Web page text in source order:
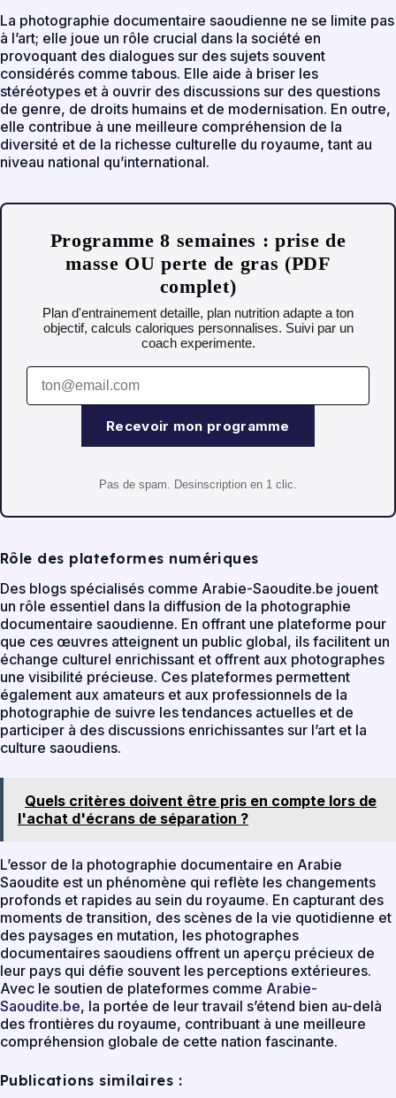
La photographie documentaire saoudienne ne se limite pas
à l’art; elle joue un rôle crucial dans la société en
provoquant des dialogues sur des sujets souvent
considérés comme tabous. Elle aide à briser les
stéréotypes et à ouvrir des discussions sur des questions
de genre, de droits humains et de modernisation. En outre,
elle contribue à une meilleure compréhension de la
diversité et de la richesse culturelle du royaume, tant au
niveau national qu’international.
Programme 8 semaines : prise de
masse OU perte de gras (PDF
complet)
Plan d'entrainement detaille, plan nutrition adapte a ton
objectif, calculs caloriques personnalises. Suivi par un
coach experimente.
Recevoir mon programme
Pas de spam. Desinscription en 1 clic.
Rôle des plateformes numériques
Des blogs spécialisés comme Arabie-Saoudite.be jouent
un rôle essentiel dans la diffusion de la photographie
documentaire saoudienne. En offrant une plateforme pour
que ces œuvres atteignent un public global, ils facilitent un
échange culturel enrichissant et offrent aux photographes
une visibilité précieuse. Ces plateformes permettent
également aux amateurs et aux professionnels de la
photographie de suivre les tendances actuelles et de
participer à des discussions enrichissantes sur l’art et la
culture saoudiens.
Quels critères doivent être pris en compte lors de
l'achat d'écrans de séparation ?
L’essor de la photographie documentaire en Arabie
Saoudite est un phénomène qui reflète les changements
profonds et rapides au sein du royaume. En capturant des
moments de transition, des scènes de la vie quotidienne et
des paysages en mutation, les photographes
documentaires saoudiens offrent un aperçu précieux de
leur pays qui défie souvent les perceptions extérieures.
Avec le soutien de plateformes comme Arabie-
Saoudite.be, la portée de leur travail s’étend bien au-delà
des frontières du royaume, contribuant à une meilleure
compréhension globale de cette nation fascinante.
Publications similaires :